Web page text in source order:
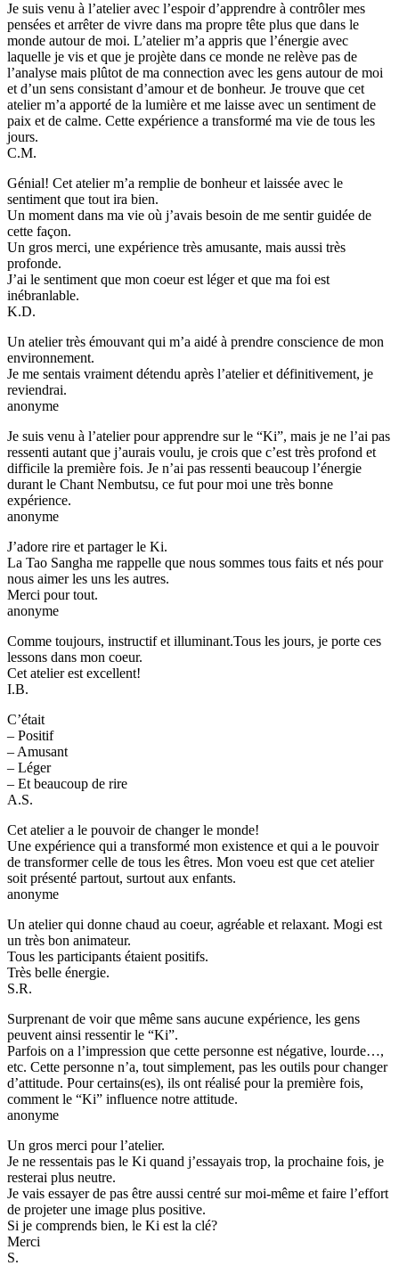
Je suis venu à l’atelier avec l’espoir d’apprendre à contrôler mes
pensées et arrêter de vivre dans ma propre tête plus que dans le
monde autour de moi. L’atelier m’a appris que l’énergie avec
laquelle je vis et que je projète dans ce monde ne relève pas de
l’analyse mais plûtot de ma connection avec les gens autour de moi
et d’un sens consistant d’amour et de bonheur. Je trouve que cet
atelier m’a apporté de la lumière et me laisse avec un sentiment de
paix et de calme. Cette expérience a transformé ma vie de tous les
jours.
C.M.
Génial! Cet atelier m’a remplie de bonheur et laissée avec le
sentiment que tout ira bien.
Un moment dans ma vie où j’avais besoin de me sentir guidée de
cette façon.
Un gros merci, une expérience très amusante, mais aussi très
profonde.
J’ai le sentiment que mon coeur est léger et que ma foi est
inébranlable.
K.D.
Un atelier très émouvant qui m’a aidé à prendre conscience de mon
environnement.
Je me sentais vraiment détendu après l’atelier et définitivement, je
reviendrai.
anonyme
Je suis venu à l’atelier pour apprendre sur le “Ki”, mais je ne l’ai pas
ressenti autant que j’aurais voulu, je crois que c’est très profond et
difficile la première fois. Je n’ai pas ressenti beaucoup l’énergie
durant le Chant Nembutsu, ce fut pour moi une très bonne
expérience.
anonyme
J’adore rire et partager le Ki.
La Tao Sangha me rappelle que nous sommes tous faits et nés pour
nous aimer les uns les autres.
Merci pour tout.
anonyme
Comme toujours, instructif et illuminant.Tous les jours, je porte ces
lessons dans mon coeur.
Cet atelier est excellent!
I.B.
C’était
– Positif
– Amusant
– Léger
– Et beaucoup de rire
A.S.
Cet atelier a le pouvoir de changer le monde!
Une expérience qui a transformé mon existence et qui a le pouvoir
de transformer celle de tous les êtres. Mon voeu est que cet atelier
soit présenté partout, surtout aux enfants.
anonyme
Un atelier qui donne chaud au coeur, agréable et relaxant. Mogi est
un très bon animateur.
Tous les participants étaient positifs.
Très belle énergie.
S.R.
Surprenant de voir que même sans aucune expérience, les gens
peuvent ainsi ressentir le “Ki”.
Parfois on a l’impression que cette personne est négative, lourde…,
etc. Cette personne n’a, tout simplement, pas les outils pour changer
d’attitude. Pour certains(es), ils ont réalisé pour la première fois,
comment le “Ki” influence notre attitude.
anonyme
Un gros merci pour l’atelier.
Je ne ressentais pas le Ki quand j’essayais trop, la prochaine fois, je
resterai plus neutre.
Je vais essayer de pas être aussi centré sur moi-même et faire l’effort
de projeter une image plus positive.
Si je comprends bien, le Ki est la clé?
Merci
S.